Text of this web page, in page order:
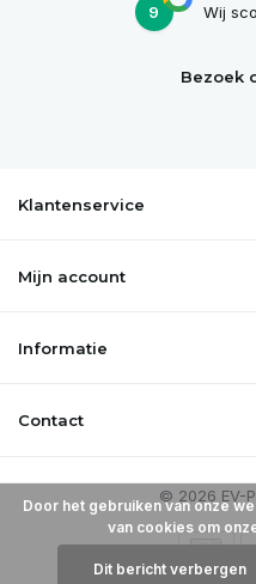
9 Wij
Bezoek
Klantenservice
Mijn account
Informatie
Contact
© 2026 EV-
Door het gebruiken van onze
van cookies om
Dit bericht verbergen